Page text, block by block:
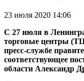
23 июля 2020 14:06
С 27 июля в
торговые центры
пресс-службе
соответствующее
области Александр